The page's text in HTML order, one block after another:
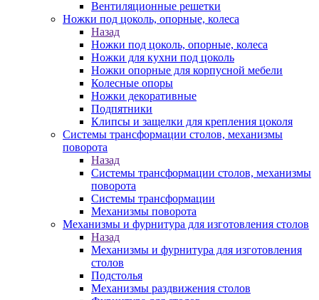
Вентиляционные решетки
Ножки под цоколь, опорные, колеса
Назад
Ножки под цоколь, опорные, колеса
Ножки для кухни под цоколь
Ножки опорные для корпусной мебели
Колесные опоры
Ножки декоративные
Подпятники
Клипсы и защелки для крепления цоколя
Системы трансформации столов, механизмы
поворота
Назад
Системы трансформации столов, механизмы
поворота
Системы трансформации
Механизмы поворота
Механизмы и фурнитура для изготовления столов
Назад
Механизмы и фурнитура для изготовления
столов
Подстолья
Механизмы раздвижения столов